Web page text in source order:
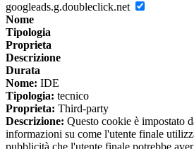
googleads.g.doubleclick.net
Nome
Tipologia
Proprieta
Descrizione
Durata
Nome: IDE
Tipologia: tecnico
Proprieta: Third-party
Descrizione: Questo cookie è impostato
informazioni su come l'utente finale
pubblicità che l'utente finale potrebbe